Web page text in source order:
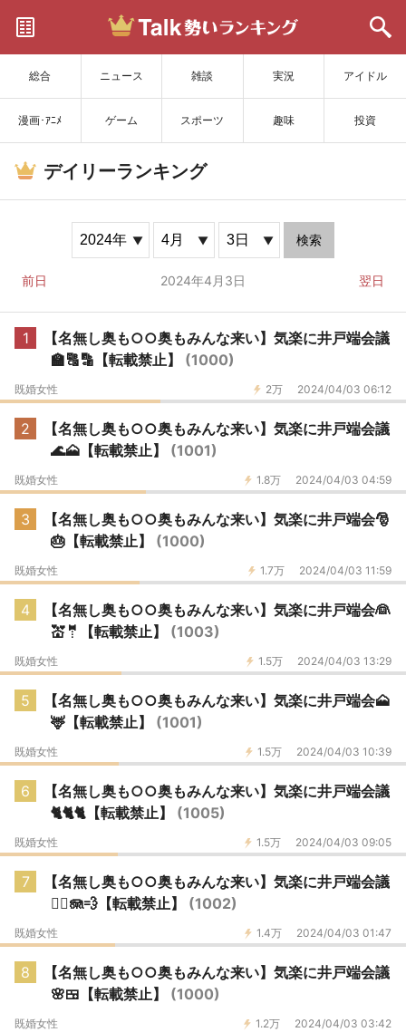
総合 ニュース 雑談 実況 アイドル
漫画･ｱﾆﾒ ゲーム スポーツ 趣味 投資
サイトを更新
デイリーランキング
検索
前日 2024年4月3日 翌日
1
【名無し奥も○○奥もみんな来い】気楽に井戸端会議
🏫🔠🔡【転載禁止】 (1000)
2万 2024/04/03 06:12
既婚女性
2
【名無し奥も○○奥もみんな来い】気楽に井戸端会議
🌊🗻【転載禁止】 (1001)
1.8万 2024/04/03 04:59
既婚女性
3
【名無し奥も○○奥もみんな来い】気楽に井戸端会🎅
🎂【転載禁止】 (1000)
1.7万 2024/04/03 11:59
既婚女性
4
【名無し奥も○○奥もみんな来い】気楽に井戸端会👰
💒🤵【転載禁止】 (1003)
1.5万 2024/04/03 13:29
既婚女性
5
【名無し奥も○○奥もみんな来い】気楽に井戸端会🗻
🦌【転載禁止】 (1001)
1.5万 2024/04/03 10:39
既婚女性
6
【名無し奥も○○奥もみんな来い】気楽に井戸端会議
🐈🐈🐈【転載禁止】 (1005)
1.5万 2024/04/03 09:05
既婚女性
7
【名無し奥も○○奥もみんな来い】気楽に井戸端会議
🏃‍♂️🪼💨【転載禁止】 (1002)
1.4万 2024/04/03 01:47
既婚女性
8
【名無し奥も○○奥もみんな来い】気楽に井戸端会議
🌸🍱【転載禁止】 (1000)
1.2万 2024/04/03 03:42
既婚女性